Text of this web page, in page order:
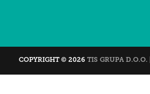
COPYRIGHT © 2026TIS GRUPA D.O.O.